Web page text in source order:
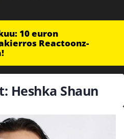
10 euron
Reactoonz-
Heshka Shaun